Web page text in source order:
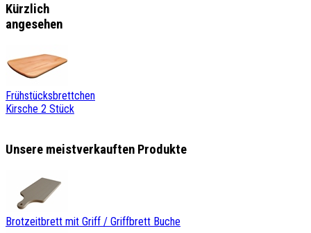
Kürzlich
angesehen
Frühstücksbrettchen
Kirsche 2 Stück
Unsere meistverkauften Produkte
Brotzeitbrett mit Griff / Griffbrett Buche